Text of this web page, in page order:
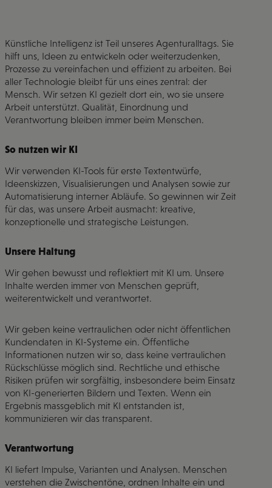
Künstliche Intelligenz ist Teil unseres Agenturalltags. Sie
hilft uns, Ideen zu entwickeln oder weiterzudenken,
Prozesse zu vereinfachen und effizient zu arbeiten. Bei
aller Technologie bleibt für uns eines zentral: der
Mensch. Wir setzen KI gezielt dort ein, wo sie unsere
Arbeit unterstützt. Qualität, Einordnung und
Verantwortung bleiben immer beim Menschen.
So nutzen wir KI
Wir verwenden KI-Tools für erste Textentwürfe,
Ideenskizzen, Visualisierungen und Analysen sowie zur
Automatisierung interner Abläufe. So gewinnen wir Zeit
für das, was unsere Arbeit ausmacht: kreative,
konzeptionelle und strategische Leistungen.
Unsere Haltung​
Wir gehen bewusst und reflektiert mit KI um. Unsere
Inhalte werden immer von Menschen geprüft,
weiterentwickelt und verantwortet.
Wir geben keine vertraulichen oder nicht öffentlichen
Kundendaten in KI-Systeme ein. Öffentliche
Informationen nutzen wir so, dass keine vertraulichen
Rückschlüsse möglich sind. Rechtliche und ethische
Risiken prüfen wir sorgfältig, insbesondere beim Einsatz
von KI-generierten Bildern und Texten. Wenn ein
Ergebnis massgeblich mit KI entstanden ist,
kommunizieren wir das transparent.
Verantwortung
KI liefert Impulse, Varianten und Analysen. Menschen
verstehen die Zwischentöne, ordnen Inhalte ein und